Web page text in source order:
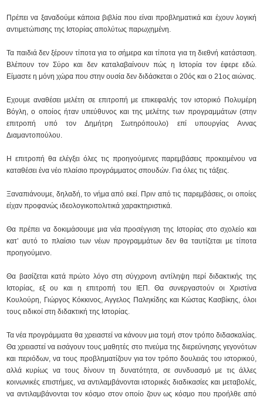
Πρέπει να ξαναδούμε κάποια βιβλία που είναι προβληματικά και έχουν λογική
αντιμετώπισης της Ιστορίας απολύτως παρωχημένη.
Τα παιδιά δεν ξέρουν τίποτα για το σήμερα και τίποτα για τη διεθνή κατάσταση.
Βλέπουν τον Σύρο και δεν καταλαβαίνουν πώς η Ιστορία τον έφερε εδώ.
Είμαστε η μόνη χώρα που στην ουσία δεν διδάσκεται ο 20ός και ο 21ος αιώνας.
Εχουμε αναθέσει μελέτη σε επιτροπή με επικεφαλής τον ιστορικό Πολυμέρη
Βόγλη, ο οποίος ήταν υπεύθυνος και της μελέτης των προγραμμάτων (στην
επιτροπή υπό τον Δημήτρη Σωτηρόπουλο) επί υπουργίας Αννας
Διαμαντοπούλου.
Η επιτροπή θα ελέγξει όλες τις προηγούμενες παρεμβάσεις προκειμένου να
καταθέσει ένα νέο πλαίσιο προγράμματος σπουδών. Για όλες τις τάξεις.
Ξαναπιάνουμε, δηλαδή, το νήμα από εκεί. Πριν από τις παρεμβάσεις, οι οποίες
είχαν προφανώς ιδεολογικοπολιτικά χαρακτηριστικά.
Θα πρέπει να δοκιμάσουμε μια νέα προσέγγιση της Ιστορίας στο σχολείο και
κατ’ αυτό το πλαίσιο των νέων προγραμμάτων δεν θα ταυτίζεται με τίποτα
προηγούμενο.
Θα βασίζεται κατά πρώτο λόγο στη σύγχρονη αντίληψη περί διδακτικής της
Ιστορίας, εξ ου και η επιτροπή του ΙΕΠ. Θα συνεργαστούν οι Χριστίνα
Κουλούρη, Γιώργος Κόκκινος, Αγγελος Παληκίδης και Κώστας Κασβίκης, όλοι
τους ειδικοί στη διδακτική της Ιστορίας.
Τα νέα προγράμματα θα χρειαστεί να κάνουν μια τομή στον τρόπο διδασκαλίας.
Θα χρειαστεί να εισάγουν τους μαθητές στο πνεύμα της διερεύνησης γεγονότων
και περιόδων, να τους προβληματίζουν για τον τρόπο δουλειάς του ιστορικού,
αλλά κυρίως να τους δίνουν τη δυνατότητα, σε συνδυασμό με τις άλλες
κοινωνικές επιστήμες, να αντιλαμβάνονται ιστορικές διαδικασίες και μεταβολές,
να αντιλαμβάνονται τον κόσμο στον οποίο ζουν ως κόσμο που προήλθε από